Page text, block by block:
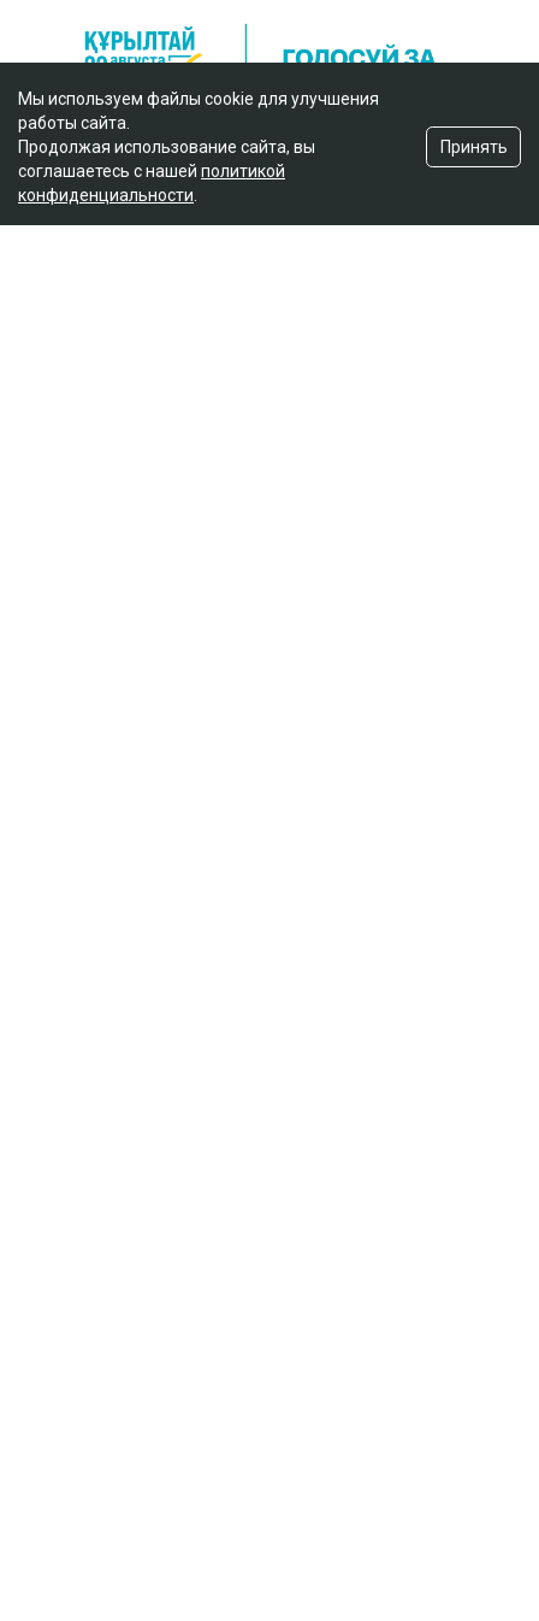
Мы используем файлы cookie для улучшения
работы сайта.
Продолжая использование сайта, вы
соглашаетесь с нашей политикой
конфиденциальности
Принять